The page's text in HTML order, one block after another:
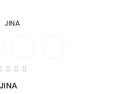
JINA